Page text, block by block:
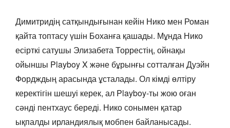
Димитридің сатқындығынан кейін Нико мен Роман
қайта топтасу үшін Боханға қашады. Мұнда Нико
есірткі сатушы Элизабета Торрестің, ойнақы
ойыншы Playboy X және бұрынғы сотталған Дуэйн
Фордждың арасында ұсталады. Ол кімді өлтіру
керектігін шешуі керек, ал Playboy-ты жою оған
сәнді пентхаус береді. Нико сонымен қатар
ықпалды ирландиялық мобпен байланысады.